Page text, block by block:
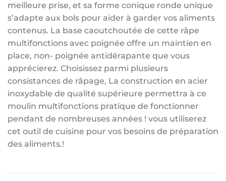
meilleure prise, et sa forme conique ronde unique
s’adapte aux bols pour aider à garder vos aliments
contenus. La base caoutchoutée de cette râpe
multifonctions avec poignée offre un maintien en
place, non- poignée antidérapante que vous
apprécierez. Choisissez parmi plusieurs
consistances de râpage, La construction en acier
inoxydable de qualité supérieure permettra à ce
moulin multifonctions pratique de fonctionner
pendant de nombreuses années ! vous utiliserez
cet outil de cuisine pour vos besoins de préparation
des aliments.!